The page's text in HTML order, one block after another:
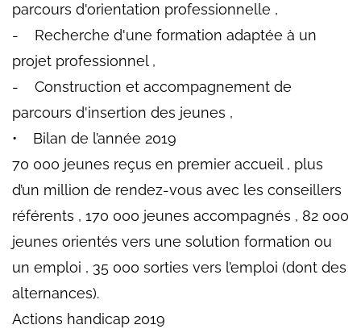
parcours d'orientation professionnelle ,
- Recherche d'une formation adaptée à un
projet professionnel ,
- Construction et accompagnement de
parcours d'insertion des jeunes ,
• Bilan de l’année 2019
70 000 jeunes reçus en premier accueil , plus
d’un million de rendez-vous avec les conseillers
référents , 170 000 jeunes accompagnés , 82 000
jeunes orientés vers une solution formation ou
un emploi , 35 000 sorties vers l’emploi (dont des
alternances).
Actions handicap 2019